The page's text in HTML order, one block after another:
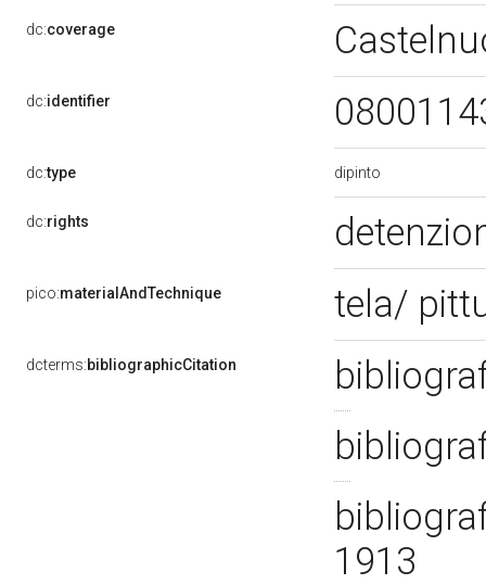
dc:coverage
dc:identifier
dc:type dipinto
dc:rights
pico:materialAndTechnique tela/
dcterms:bibliographicCitation
1913